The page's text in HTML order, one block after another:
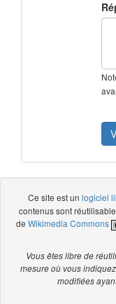
Ce site est un logiciel
contenus sont
deWikimedia Commons
Vous êtes libre de
mesure où vous
modifiées